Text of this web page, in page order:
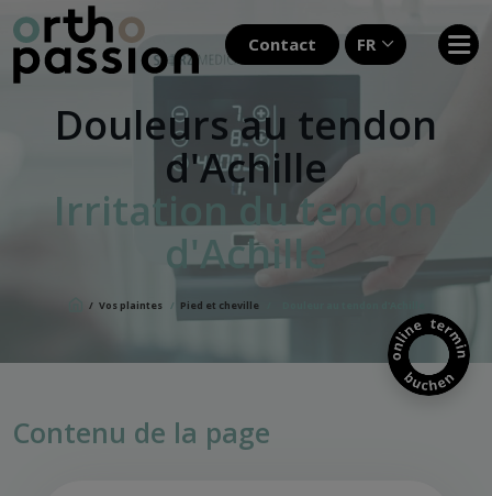
Contact FR
Douleurs au tendon
d'Achille
Irritation du tendon
d'Achille
/ Vos plaintes / Pied et cheville
Contenu de la page